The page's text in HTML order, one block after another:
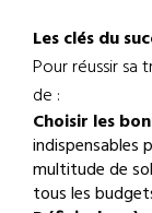
Les clés du
Pour réussir sa
de :
Choisir les
indispensables
multitude de
tous les